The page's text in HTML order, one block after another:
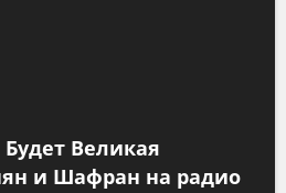
Великая
и Шафран на радио